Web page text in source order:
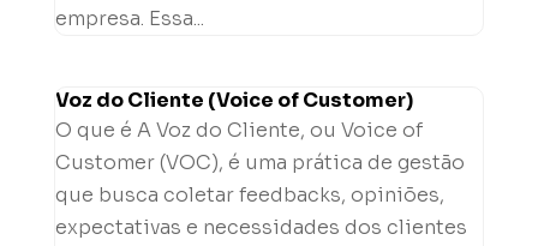
empresa. Essa...
Voz do Cliente (Voice of Customer)
O que é A Voz do Cliente, ou Voice of
Customer (VOC), é uma prática de gestão
que busca coletar feedbacks, opiniões,
expectativas e necessidades dos clientes